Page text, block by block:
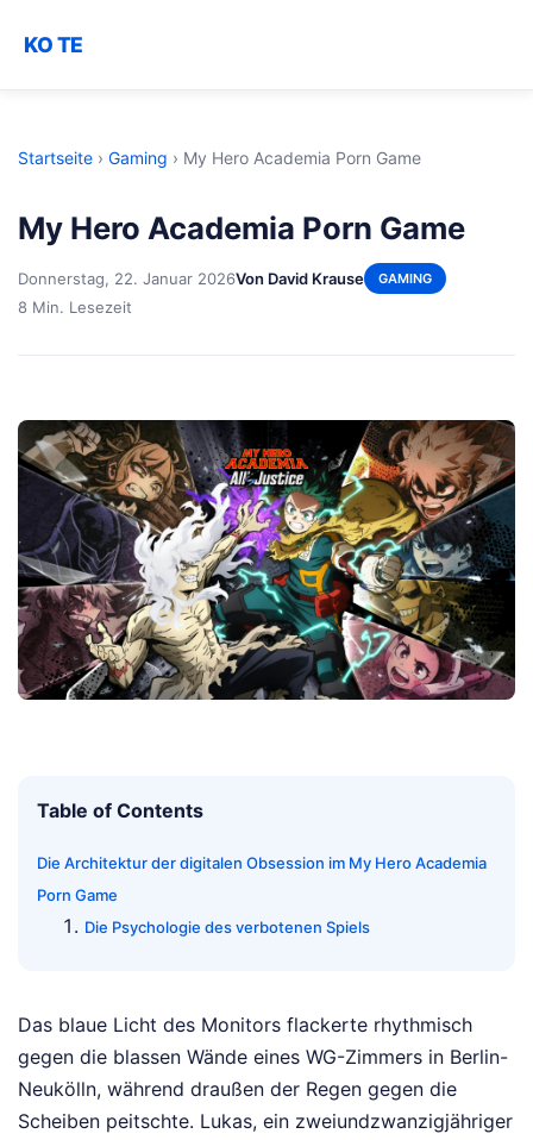
KO TE
Startseite › Gaming › My Hero Academia Porn Game
My Hero Academia Porn Game
Donnerstag, 22. Januar 2026Von David Krause GAMING
8 Min. Lesezeit
Table of Contents
Die Architektur der digitalen Obsession im My Hero Academia
Porn Game
Die Psychologie des verbotenen Spiels
Das blaue Licht des Monitors flackerte rhythmisch
gegen die blassen Wände eines WG-Zimmers in Berlin-
Neukölln, während draußen der Regen gegen die
Scheiben peitschte. Lukas, ein zweiundzwanzigjähriger